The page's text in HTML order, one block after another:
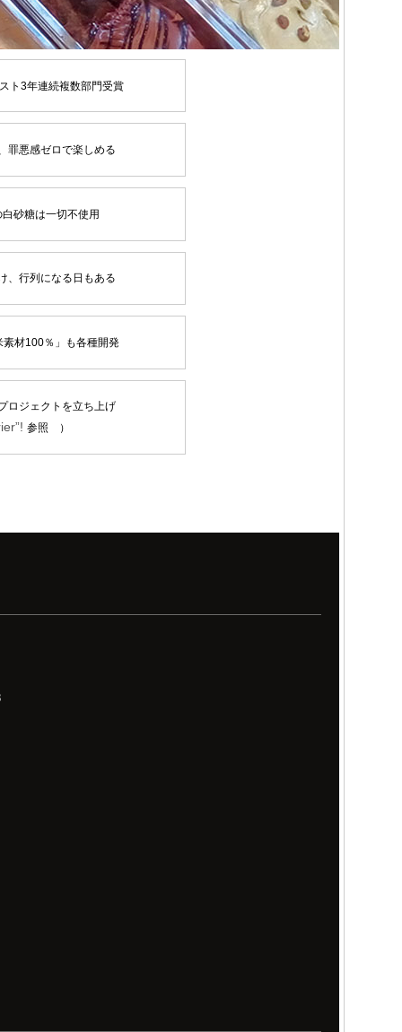
ト3年連続複数部門受賞
罪悪感ゼロで楽しめる
砂糖は一切不使用
、行列になる日もある
材100％」も各種開発
ロジェクトを立ち上げ
参照 ）